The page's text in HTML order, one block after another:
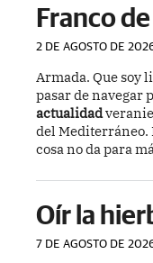
Franco
2 DE AGOSTO DE
Armada. Que soy
pasar de navegar
actualidad
del Mediterráneo.
cosa no da para
Oír la
7 DE AGOSTO DE